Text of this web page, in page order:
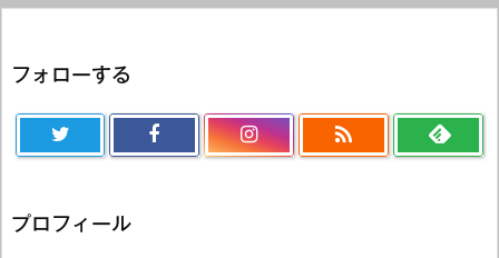
フォローする

プロフィール